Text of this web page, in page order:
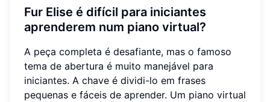
Fur Elise é difícil para iniciantes
aprenderem num piano virtual?
A peça completa é desafiante, mas o famoso
tema de abertura é muito manejável para
iniciantes. A chave é dividi-lo em frases
pequenas e fáceis de aprender. Um piano virtual